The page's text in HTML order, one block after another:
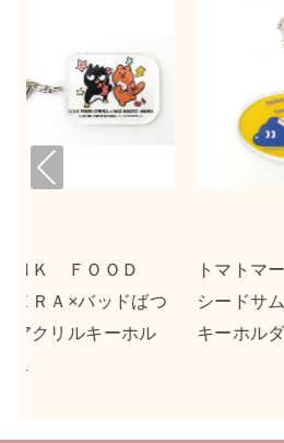
×タキ
リル
０３１３×リトルツイン
スターズ キャンバス
トート
Pre